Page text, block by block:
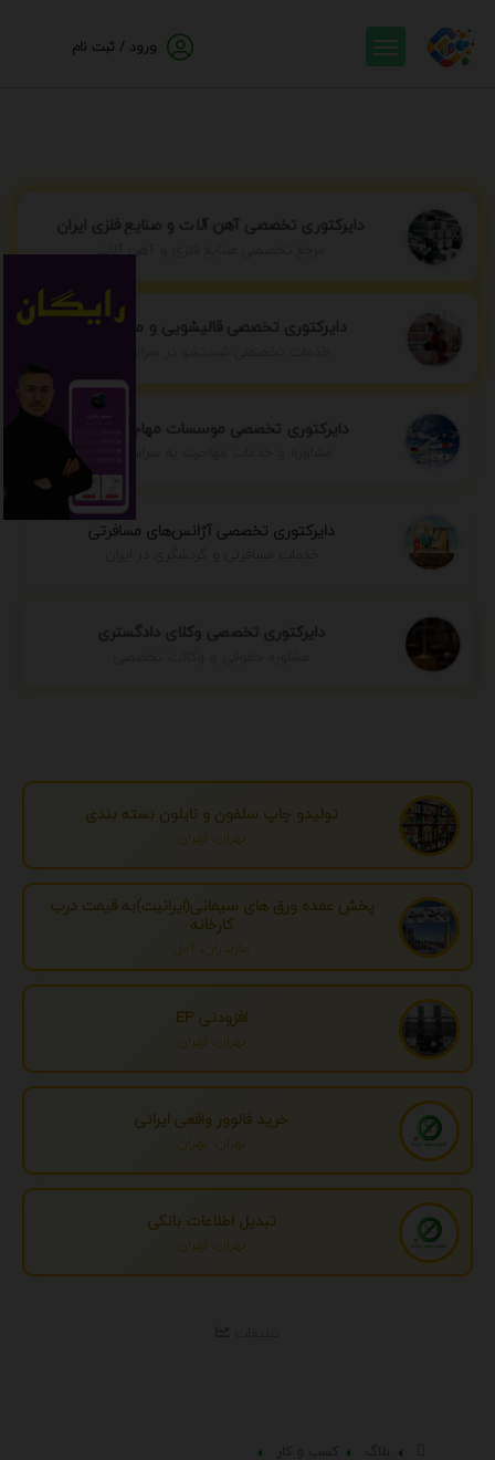
ورود / ثبت نام
دایرکتوری تخصصی آهن آلات و صنایع فلزی ایران
مرجع تخصصی صنایع فلزی و آهن آلات
دایرکتوری تخصصی قالیشویی و مبل شویی
دایرکتوری تخصصی موسسات مهاجرتی ایران
مشاوره و خدمات مهاجرت به سراسر جهان
دایرکتوری تخصصی آژانس‌های مسافرتی
دایرکتوری تخصصی وکلای دادگستری
تولیدو چاپ سلفون و نایلون بسته بندی
تهران، تهران
پخش عمده ورق های سیمانی(ایرانیت)به قیمت درب
کارخانه
مازندران، آمل
افزودنی EP
تهران، تهران
خرید فالوور واقعی ایرانی
تهران، تهران
تبدیل اطلاعات بانکی
تهران، تهران